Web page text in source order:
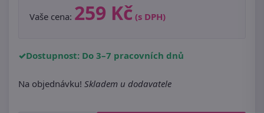
Vaše cena: 259 Kč (s DPH)
Dostupnost: Do 3–7 pracovních dnů
Na objednávku! Skladem u dodavatele